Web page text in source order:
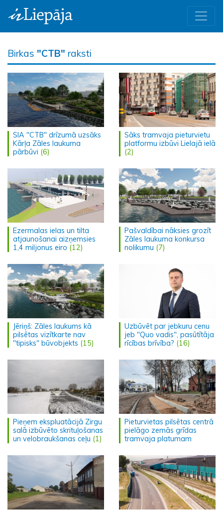
Birkas "CTB" raksti
SIA "CTB" drīzumā uzsāks
Kārļa Zāles laukuma
pārbūvi (6)
Sāks tramvaja pieturvietu
platformu izbūvi Lielajā ielā
(2)
Ezermalas ielas un tilta
atjaunošanai aizņemsies
1,4 miljonus eiro (12)
Pašvaldībai nāksies grozīt
Zāles laukuma konkursa
nolikumu (7)
Jēriņš: Zāles laukums kā
pilsētas vizītkarte nav
"tipisks" būvobjekts (15)
Uzbūvēt par jebkuru cenu
jeb "Quo vadis", pasūtītāja
rīcības brīvība? (16)
Pieņem ekspluatācijā Zirgu
salā izbūvēto skrituļošanas
un velobraukšanas ceļu (1)
Pieturvietas pilsētas centrā
pielāgo zemās grīdas
tramvaja platumam